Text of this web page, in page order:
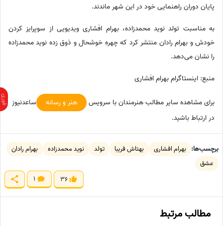
پایان دوران راهنمایی خود در این شهر ماندند.
به مناسبت تولد نوید محمدزاده، بهرام افشاری ویدیویی از سوپرایز کردن
خودش و بهرام رادان منتشر کرد که چهره خوشحال و ذوق زده نوید محمدزاده
را نشان می‌دهد.
منبع: اینستاگرام بهرام افشاری
برای مشاهده سایر مطالب هنرمندان با سرویس هنر و رسانه
ساعدنیوز
در ارتباط باشید.
برچسب‌ها: بهرام افشاری بهتاش فریبا تولد نوید محمدزاده
بهرام رادان
عشق
36
1
مطالب مرتبط